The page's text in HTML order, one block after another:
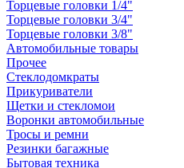
Торцевые головки 1/4"
Торцевые головки 3/4"
Торцевые головки 3/8"
Автомобильные товары
Прочее
Стеклодомкраты
Прикуриватели
Щетки и стекломои
Воронки автомобильные
Тросы и ремни
Резинки багажные
Бытовая техника